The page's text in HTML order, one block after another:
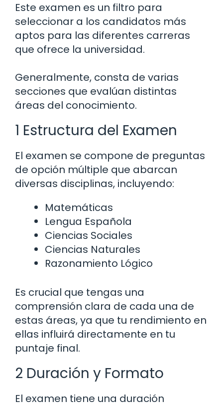
Este examen es un filtro para
seleccionar a los candidatos más
aptos para las diferentes carreras
que ofrece la universidad.
Generalmente, consta de varias
secciones que evalúan distintas
áreas del conocimiento.
1 Estructura del Examen
El examen se compone de preguntas
de opción múltiple que abarcan
diversas disciplinas, incluyendo:
Matemáticas
Lengua Española
Ciencias Sociales
Ciencias Naturales
Razonamiento Lógico
Es crucial que tengas una
comprensión clara de cada una de
estas áreas, ya que tu rendimiento en
ellas influirá directamente en tu
puntaje final.
2 Duración y Formato
El examen tiene una duración